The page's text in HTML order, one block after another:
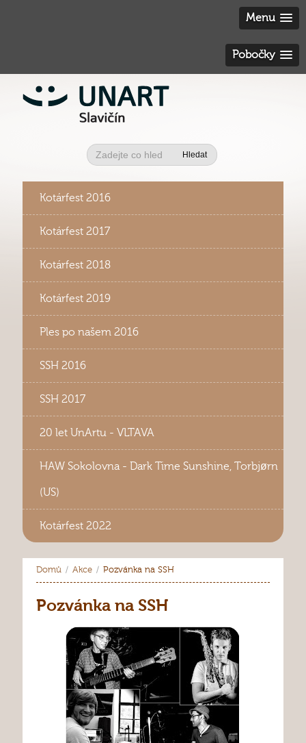
Menu
Pobočky
Hledat
Kotárfest 2016
Kotárfest 2017
Kotárfest 2018
Kotárfest 2019
Ples po našem 2016
SSH 2016
SSH 2017
20 let UnArtu - VLTAVA
HAW Sokolovna - Dark Time Sunshine, Torbjørn
(US)
Kotárfest 2022
Domů Akce Pozvánka na SSH
Pozvánka na SSH